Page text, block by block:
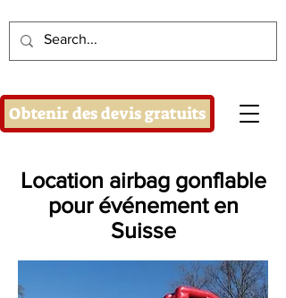
Obtenir des devis gratuits
Location airbag gonflable
pour événement en
Suisse